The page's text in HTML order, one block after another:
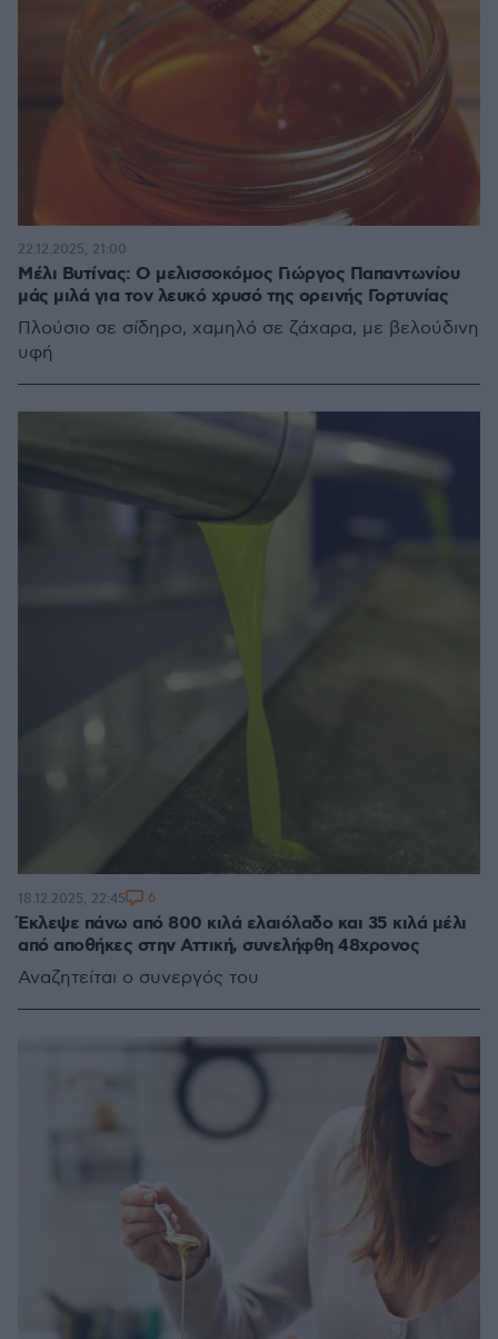
Μέλι Βυτίνας: Ο μελισσοκόμος Γιώργος Παπαντωνίου
μάς μιλά για τον λευκό χρυσό της ορεινής Γορτυνίας
Πλούσιο σε σίδηρο, χαμηλό σε ζάχαρα, με βελούδινη
υφή
22.12.2025, 21:00
Έκλεψε πάνω από 800 κιλά ελαιόλαδο και 35 κιλά μέλι
από αποθήκες στην Αττική, συνελήφθη 48χρονος
Αναζητείται ο συνεργός του
18.12.2025, 22:45 6